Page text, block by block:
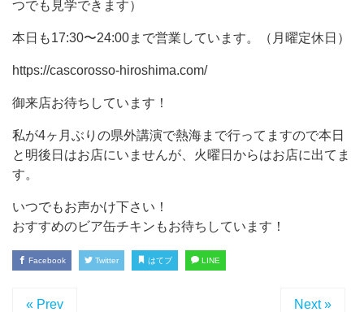
つでも見学できます）
本日も17:30〜24:00まで営業しています。（月曜定休日）
https://cascorosso-hiroshima.com/
御来店お待ちしています！
私が4ヶ月ぶりの県外講演で熱海まで行ってますので本日
と明後日はお店にいませんが、火曜日からはお店に出てま
す。
いつでもお声かけ下さい！
おすすめのビア缶チキンもお待ちしています！
Facebook Twitter はてブ LINE
« Prev Next »